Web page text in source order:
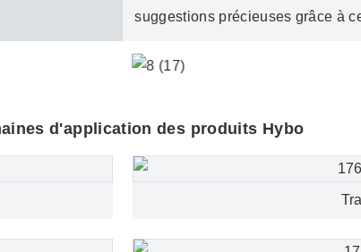
suggestions précieuses grâce à
d'application des produits Hybo